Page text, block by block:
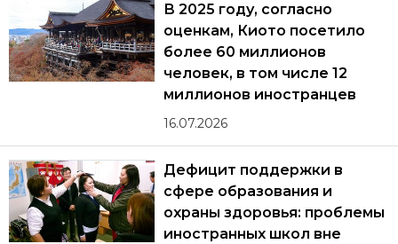
В 2025 году, согласно
оценкам, Киото посетило
более 60 миллионов
человек, в том числе 12
миллионов иностранцев
16.07.2026
Дефицит поддержки в
сфере образования и
охраны здоровья: проблемы
иностранных школ вне